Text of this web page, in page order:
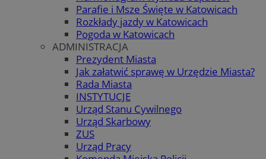
Parafie i Msze Święte w Katowicach
Rozkłady jazdy w Katowicach
Pogoda w Katowicach
ADMINISTRACJA
Prezydent Miasta
Jak załatwić sprawę w Urzędzie Miasta?
Rada Miasta
INSTYTUCJE
Urząd Stanu Cywilnego
Urząd Skarbowy
ZUS
Urząd Pracy